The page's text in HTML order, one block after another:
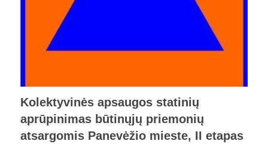
Kolektyvinės apsaugos statinių
aprūpinimas būtinųjų priemonių
atsargomis Panevėžio mieste, II etapas